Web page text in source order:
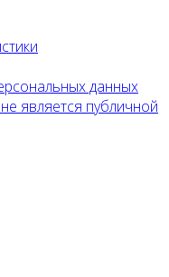
данных
является публичной